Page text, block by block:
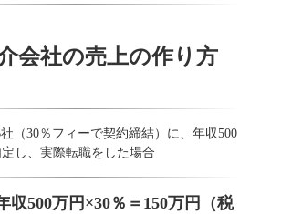
会社の売上の作り方
（30％フィーで契約締結）に、年収500
し、実際転職をした場合
収500万円×30％＝150万円（税